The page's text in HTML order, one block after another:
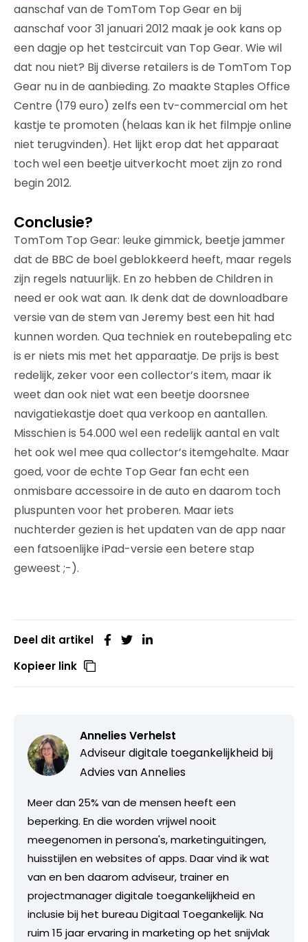
aanschaf van de TomTom Top Gear en bij
aanschaf voor 31 januari 2012 maak je ook kans op
een dagje op het testcircuit van Top Gear. Wie wil
dat nou niet? Bij diverse retailers is de TomTom Top
Gear nu in de aanbieding. Zo maakte Staples Office
Centre (179 euro) zelfs een tv-commercial om het
kastje te promoten (helaas kan ik het filmpje online
niet terugvinden). Het lijkt erop dat het apparaat
toch wel een beetje uitverkocht moet zijn zo rond
begin 2012.
Conclusie?
TomTom Top Gear: leuke gimmick, beetje jammer
dat de BBC de boel geblokkeerd heeft, maar regels
zijn regels natuurlijk. En zo hebben de Children in
need er ook wat aan. Ik denk dat de downloadbare
versie van de stem van Jeremy best een hit had
kunnen worden. Qua techniek en routebepaling etc
is er niets mis met het apparaatje. De prijs is best
redelijk, zeker voor een collector’s item, maar ik
weet dan ook niet wat een beetje doorsnee
navigatiekastje doet qua verkoop en aantallen.
Misschien is 54.000 wel een redelijk aantal en valt
het ook wel mee qua collector’s itemgehalte. Maar
goed, voor de echte Top Gear fan echt een
onmisbare accessoire in de auto en daarom toch
pluspunten voor het proberen. Maar iets
nuchterder gezien is het updaten van de app naar
een fatsoenlijke iPad-versie een betere stap
geweest ;-).
Deel dit artikel
Kopieer link
Annelies Verhelst
Adviseur digitale toegankelijkheid bij
Advies van Annelies
Meer dan 25% van de mensen heeft een
beperking. En die worden vrijwel nooit
meegenomen in persona's, marketinguitingen,
huisstijlen en websites of apps. Daar vind ik wat
van en ben daarom adviseur, trainer en
projectmanager digitale toegankelijkheid en
inclusie bij het bureau Digitaal Toegankelijk. Na
ruim 15 jaar ervaring in marketing op het snijvlak